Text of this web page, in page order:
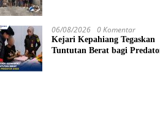
06/08/2026 0 Komentar
Kejari Kepahiang Tegaskan
Tuntutan Berat bagi